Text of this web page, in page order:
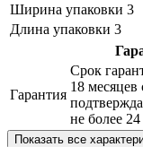
Ширина упаковки 3
Длина упаковки 3
Гарантия
Срок
18 месяцев
не более
Показать все